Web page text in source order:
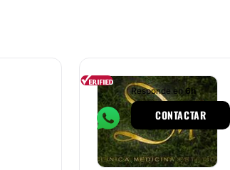
Responde en6h
CONTACTAR